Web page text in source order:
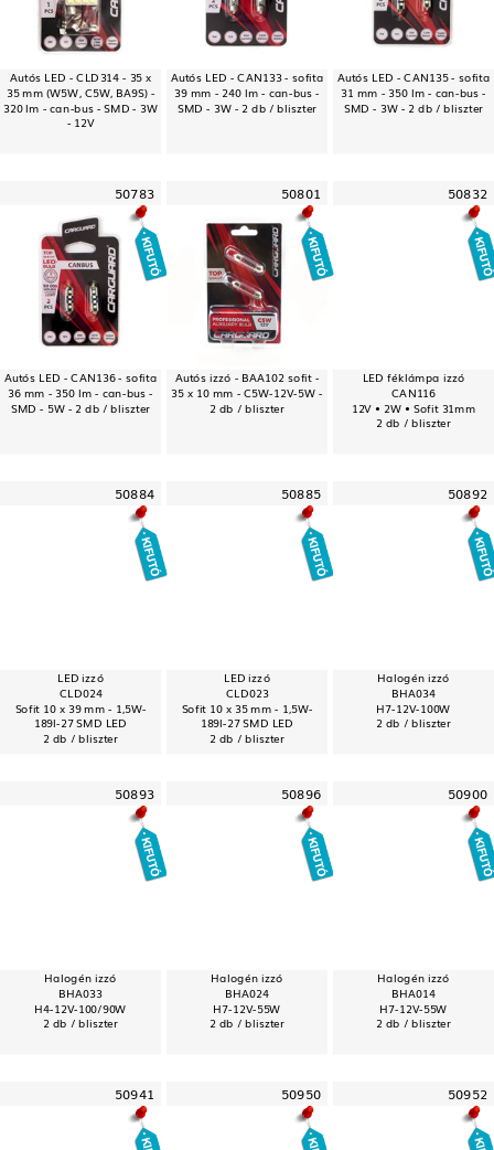
Autós LED - CLD314 - 35 x
35 mm (W5W, C5W, BA9S) -
320 lm - can-bus - SMD - 3W
- 12V
Autós LED - CAN133 - sofita
39 mm - 240 lm - can-bus -
SMD - 3W - 2 db / bliszter
Autós LED - CAN135 - sofita
31 mm - 350 lm - can-bus -
SMD - 3W - 2 db / bliszter
50783
Autós LED - CAN136 - sofita
36 mm - 350 lm - can-bus -
SMD - 5W - 2 db / bliszter
50801
Autós izzó - BAA102 sofit -
35 x 10 mm - C5W-12V-5W -
2 db / bliszter
50832
LED féklámpa izzó
CAN116
12V • 2W • Sofit 31mm
2 db / bliszter
50884
LED izzó
CLD024
Sofit 10 x 39 mm - 1,5W-
189l-27 SMD LED
2 db / bliszter
50885
LED izzó
CLD023
Sofit 10 x 35 mm - 1,5W-
189l-27 SMD LED
2 db / bliszter
50892
Halogén izzó
BHA034
H7-12V-100W
2 db / bliszter
50893
Halogén izzó
BHA033
H4-12V-100/90W
2 db / bliszter
50896
Halogén izzó
BHA024
H7-12V-55W
2 db / bliszter
50900
Halogén izzó
BHA014
H7-12V-55W
2 db / bliszter
50941 50950 50952